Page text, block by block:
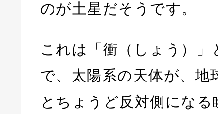
のが土星だそうです。
これは「衝（しょう）」
で、太陽系の天体が、地
とちょうど反対側にな